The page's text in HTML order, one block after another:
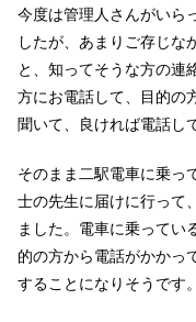
今度は管理人さんがいら
したが、あまりご存じな
と、知ってそうな方の連
方にお電話して、目的の
聞いて、良ければ電話し
そのまま二駅電車に乗っ
士の先生に届けに行って
ました。電車に乗ってい
的の方から電話がかかっ
することになりそうです。